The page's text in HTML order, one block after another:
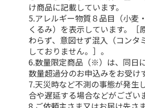
け商品に記載しています。
5.アレルギー物質８品目（小麦
くるみ）を表示しています。
わらず、意図せず混入（コン
しておりません。］。
6.数量限定商品（※）は、同日
数量超過分のお申込みをお受け
7.天災時など不測の事態が発生
合や遅延する場合などがござい